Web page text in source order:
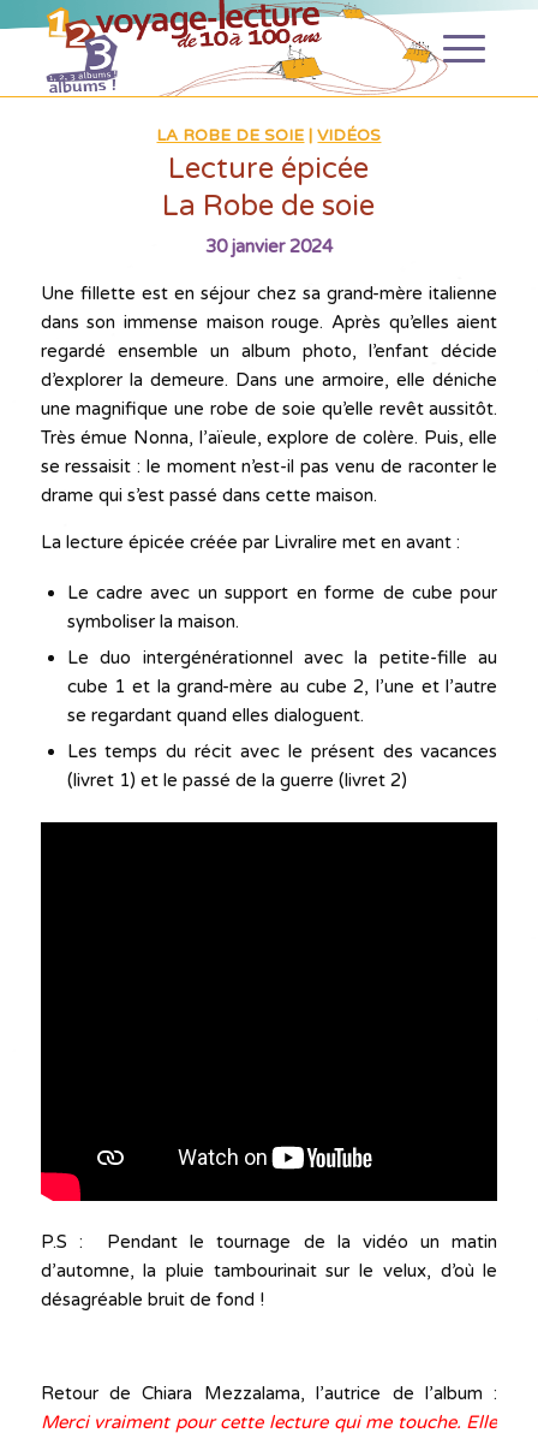
LA ROBE DE SOIE |VIDÉOS
Lecture épicée
La Robe de soie
30 janvier 2024
Une fillette est en séjour chez sa grand-mère italienne
dans son immense maison rouge. Après qu’elles aient
regardé ensemble un album photo, l’enfant décide
d’explorer la demeure. Dans une armoire, elle déniche
une magnifique une robe de soie qu’elle revêt aussitôt.
Très émue Nonna, l’aïeule, explore de colère. Puis, elle
se ressaisit : le moment n’est-il pas venu de raconter le
drame qui s’est passé dans cette maison.
La lecture épicée créée par Livralire met en avant :
Le cadre avec un support en forme de cube pour
symboliser la maison.
Le duo intergénérationnel avec la petite-fille au
cube 1 et la grand-mère au cube 2, l’une et l’autre
se regardant quand elles dialoguent.
Les temps du récit avec le présent des vacances
(livret 1) et le passé de la guerre (livret 2)
P.S : Pendant le tournage de la vidéo un matin
d’automne, la pluie tambourinait sur le velux, d’où le
désagréable bruit de fond !
Retour de Chiara Mezzalama, l’autrice de l’album :
Merci vraiment pour cette lecture qui me touche. Elle